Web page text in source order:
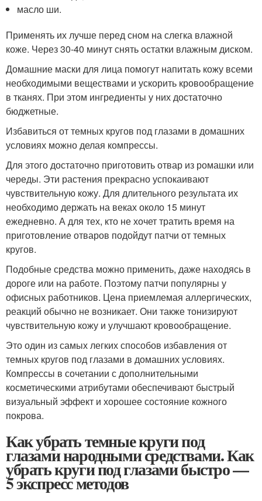
масло ши.
Применять их лучше перед сном на слегка влажной
коже. Через 30-40 минут снять остатки влажным диском.
Домашние маски для лица помогут напитать кожу всеми
необходимыми веществами и ускорить кровообращение
в тканях. При этом ингредиенты у них достаточно
бюджетные.
Избавиться от темных кругов под глазами в домашних
условиях можно делая компрессы.
Для этого достаточно приготовить отвар из ромашки или
череды. Эти растения прекрасно успокаивают
чувствительную кожу. Для длительного результата их
необходимо держать на веках около 15 минут
ежедневно. А для тех, кто не хочет тратить время на
приготовление отваров подойдут патчи от темных
кругов.
Подобные средства можно применить, даже находясь в
дороге или на работе. Поэтому патчи популярны у
офисных работников. Цена приемлемая аллергических,
реакций обычно не возникает. Они также тонизируют
чувствительную кожу и улучшают кровообращение.
Это один из самых легких способов избавления от
темных кругов под глазами в домашних условиях.
Компрессы в сочетании с дополнительными
косметическими атрибутами обеспечивают быстрый
визуальный эффект и хорошее состояние кожного
покрова.
Как убрать темные круги под
глазами народными средствами. Как
убрать круги под глазами быстро —
5 экспресс методов